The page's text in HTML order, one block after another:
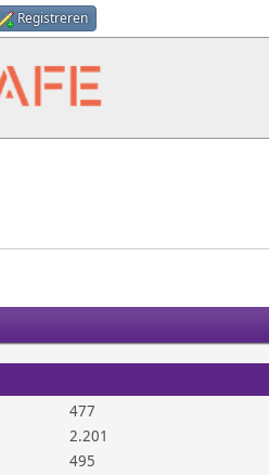
Registreren
477
2.201
495